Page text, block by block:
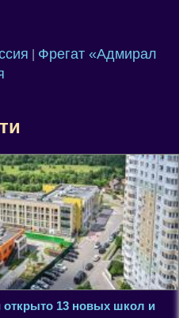
Фрегат «Адмирал
открыто 13 новых школ и